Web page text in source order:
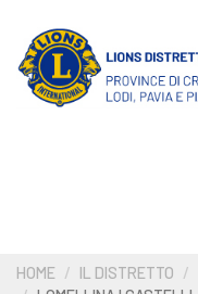
contenuto
principale
HOME IL DISTRETTO